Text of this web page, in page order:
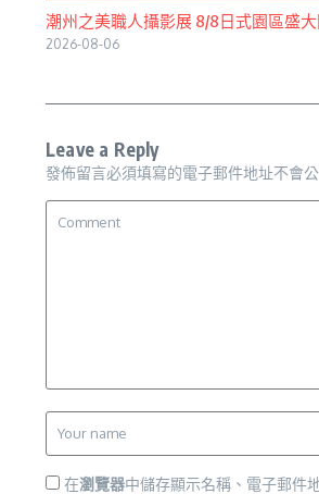
潮州之美職人攝影展 8/8日式園區盛
2026-08-06
Leave a Reply
發佈留言必須填寫的電子郵件地址不會公
在瀏覽器中儲存顯示名稱、電子郵件